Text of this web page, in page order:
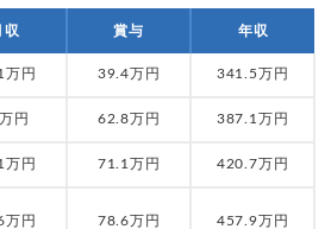
収 賞与 年収
万円 39.4万円 341.5万円
円 62.8万円 387.1万円
万円 71.1万円 420.7万円
万円 78.6万円 457.9万円